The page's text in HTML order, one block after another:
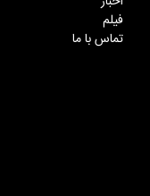
فیلم
تماس با ما